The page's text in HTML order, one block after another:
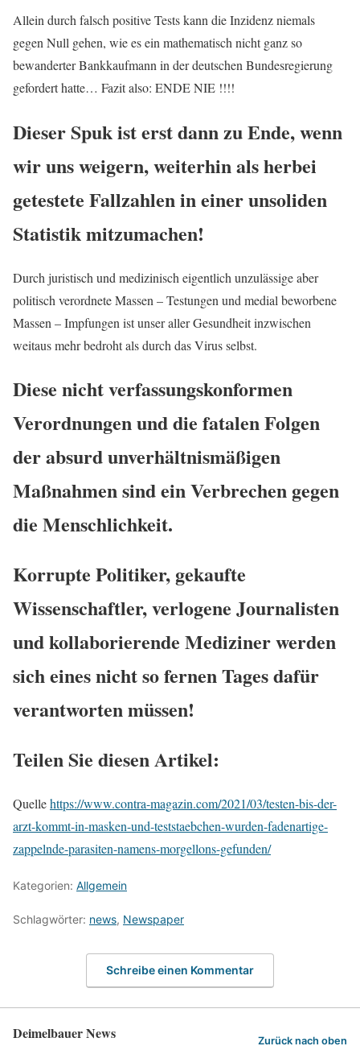
Allein durch falsch positive Tests kann die Inzidenz niemals
gegen Null gehen, wie es ein mathematisch nicht ganz so
bewanderter Bankkaufmann in der deutschen Bundesregierung
gefordert hatte… Fazit also: ENDE NIE !!!!
Dieser Spuk ist erst dann zu Ende, wenn
wir uns weigern, weiterhin als herbei
getestete Fallzahlen in einer unsoliden
Statistik mitzumachen!
Durch juristisch und medizinisch eigentlich unzulässige aber
politisch verordnete Massen – Testungen und medial beworbene
Massen – Impfungen ist unser aller Gesundheit inzwischen
weitaus mehr bedroht als durch das Virus selbst.
Diese nicht verfassungskonformen
Verordnungen und die fatalen Folgen
der absurd unverhältnismäßigen
Maßnahmen sind ein Verbrechen gegen
die Menschlichkeit.
Korrupte Politiker, gekaufte
Wissenschaftler, verlogene Journalisten
und kollaborierende Mediziner werden
sich eines nicht so fernen Tages dafür
verantworten müssen!
Teilen Sie diesen Artikel:
Quellehttps://www.contra-magazin.com/2021/03/testen-bis-der-
arzt-kommt-in-masken-und-teststaebchen-wurden-fadenartige-
zappelnde-parasiten-namens-morgellons-gefunden/
Kategorien: Allgemein
Schlagwörter: news, Newspaper
Schreibe einen Kommentar
Deimelbauer News Zurück nach oben